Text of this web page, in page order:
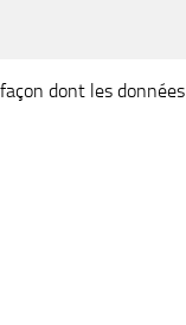
dont les données